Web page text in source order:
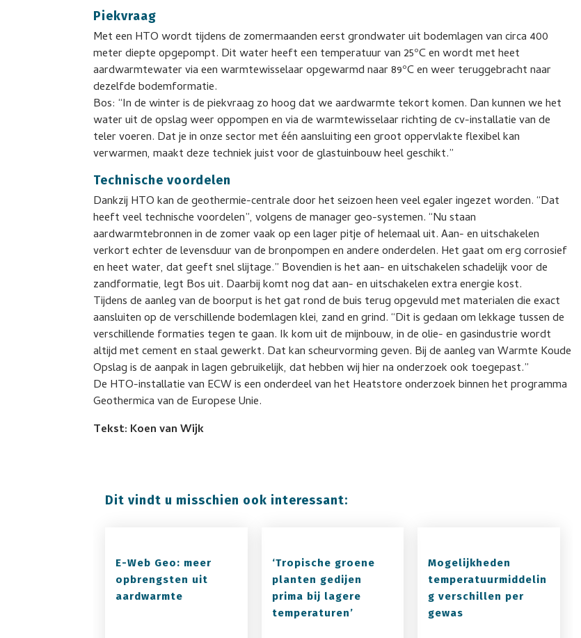
Piekvraag
Met een HTO wordt tijdens de zomermaanden eerst grondwater uit bodemlagen van circa 400
meter diepte opgepompt. Dit water heeft een temperatuur van 25ºC en wordt met heet
aardwarmtewater via een warmtewisselaar opgewarmd naar 89ºC en weer teruggebracht naar
dezelfde bodemformatie.
Bos: “In de winter is de piekvraag zo hoog dat we aardwarmte tekort komen. Dan kunnen we het
water uit de opslag weer oppompen en via de warmtewisselaar richting de cv-installatie van de
teler voeren. Dat je in onze sector met één aansluiting een groot oppervlakte flexibel kan
verwarmen, maakt deze techniek juist voor de glastuinbouw heel geschikt.”
Technische voordelen
Dankzij HTO kan de geothermie-centrale door het seizoen heen veel egaler ingezet worden. “Dat
heeft veel technische voordelen”, volgens de manager geo-systemen. “Nu staan
aardwarmtebronnen in de zomer vaak op een lager pitje of helemaal uit. Aan- en uitschakelen
verkort echter de levensduur van de bronpompen en andere onderdelen. Het gaat om erg corrosief
en heet water, dat geeft snel slijtage.” Bovendien is het aan- en uitschakelen schadelijk voor de
zandformatie, legt Bos uit. Daarbij komt nog dat aan- en uitschakelen extra energie kost.
Tijdens de aanleg van de boorput is het gat rond de buis terug opgevuld met materialen die exact
aansluiten op de verschillende bodemlagen klei, zand en grind. “Dit is gedaan om lekkage tussen de
verschillende formaties tegen te gaan. Ik kom uit de mijnbouw, in de olie- en gasindustrie wordt
altijd met cement en staal gewerkt. Dat kan scheurvorming geven. Bij de aanleg van Warmte Koude
Opslag is de aanpak in lagen gebruikelijk, dat hebben wij hier na onderzoek ook toegepast.”
De HTO-installatie van ECW is een onderdeel van het Heatstore onderzoek binnen het programma
Geothermica van de Europese Unie.
Tekst: Koen van Wijk
Dit vindt u misschien ook interessant:
E-Web Geo: meer
opbrengsten uit
aardwarmte
‘Tropische groene
planten gedijen
prima bij lagere
temperaturen’
Mogelijkheden
temperatuurmiddelin
g verschillen per
gewas